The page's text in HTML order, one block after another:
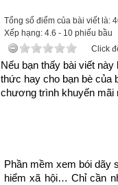
được đo lường bởi các
sống hàng ngày như số
hiểm, số tài khoản
Hiện nay có rất nhiều
đơn lẻ mà ít phân tích
con số có ý nghĩa
thế tôi xin tổng hợp tất
phong thủy để các bạn
Tổng số điểm của bài viết là:
Xếp hạng: 4.6 - 10 phiếu bầu
Click
Nếu bạn thấy bài viết
thức hay cho bạn bè của
chương trình khuyến mãi
Phần mềm xem bói dãy
hiểm xã hội… Chỉ cần